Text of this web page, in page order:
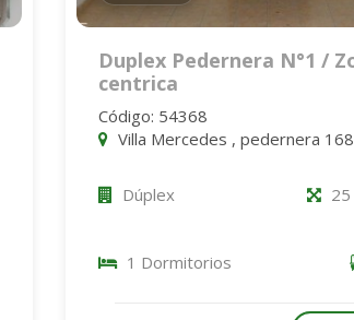
Duplex Pedernera N°1 /
centrica
Código: 54368
Villa Mercedes , pedernera 168
Dúplex
1 Dormitorios